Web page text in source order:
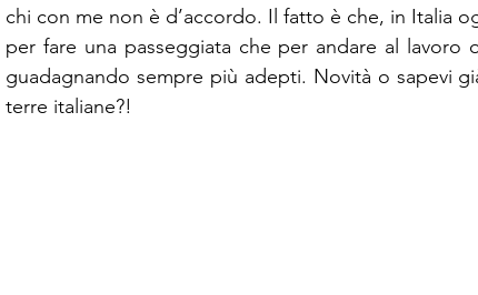
chi con me non è d’accordo. Il fatto è che, in Italia
per fare una passeggiata che per andare al
guadagnando sempre più adepti. Novità o sapevi
terre italiane?!